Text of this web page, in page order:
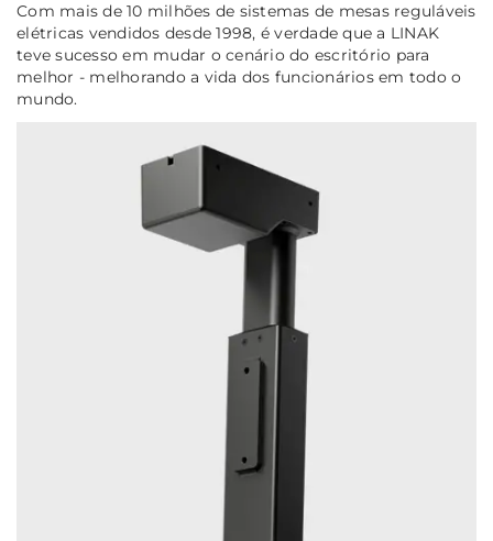
Com mais de 10 milhões de sistemas de mesas reguláveis
elétricas vendidos desde 1998, é verdade que a LINAK
teve sucesso em mudar o cenário do escritório para
melhor - melhorando a vida dos funcionários em todo o
mundo.